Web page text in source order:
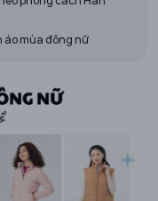
áo mùa đông nữ